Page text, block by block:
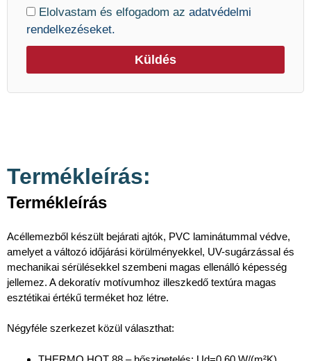
Elolvastam és elfogadom az adatvédelmi
rendelkezéseket.
Küldés
Termékleírás:
Termékleírás
Acéllemezből készült bejárati ajtók, PVC laminátummal védve,
amelyet a változó időjárási körülményekkel, UV-sugárzással és
mechanikai sérülésekkel szembeni magas ellenálló képesség
jellemez. A dekoratív motívumhoz illeszkedő textúra magas
esztétikai értékű terméket hoz létre.
Négyféle szerkezet közül választhat: